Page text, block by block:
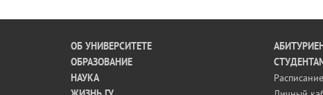
ОБ УНИВЕРСИТЕТЕ
ОБРАЗОВАНИЕ
НАУКА